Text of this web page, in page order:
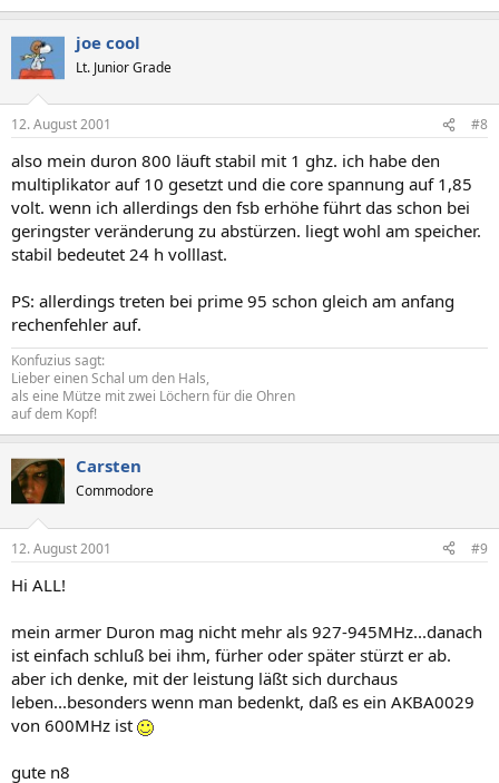
joe cool
Lt. Junior Grade
12. August 2001 #8
also mein duron 800 läuft stabil mit 1 ghz. ich habe den
multiplikator auf 10 gesetzt und die core spannung auf 1,85
volt. wenn ich allerdings den fsb erhöhe führt das schon bei
geringster veränderung zu abstürzen. liegt wohl am speicher.
stabil bedeutet 24 h volllast.
PS: allerdings treten bei prime 95 schon gleich am anfang
rechenfehler auf.
Konfuzius sagt:
Lieber einen Schal um den Hals,
als eine Mütze mit zwei Löchern für die Ohren
auf dem Kopf!
Carsten
Commodore
12. August 2001 #9
Hi ALL!
mein armer Duron mag nicht mehr als 927-945MHz...danach
ist einfach schluß bei ihm, fürher oder später stürzt er ab.
aber ich denke, mit der leistung läßt sich durchaus
leben...besonders wenn man bedenkt, daß es ein AKBA0029
von 600MHz ist
gute n8